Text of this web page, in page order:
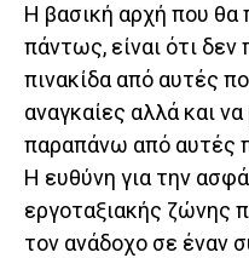
Η βασική αρχή που θα
πάντως, είναι ότι δεν
πινακίδα από αυτές
αναγκαίες αλλά και
παραπάνω από αυτές
Η ευθύνη για την
εργοταξιακής ζώνης
τον ανάδοχο σε έναν